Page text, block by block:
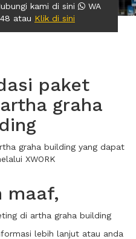
kami di sini
WA
atau Klik di sini
paket
graha
graha building yang dapat
XWORK
maaf,
di artha graha building
lebih lanjut atau anda